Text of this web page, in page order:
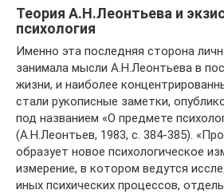
Теория А.Н.Леонтьева и
психология
Именно эта последняя сторона
занимала мысли А.Н.Леонтьева в
жизни, и наиболее
стали рукописные заметки,
под названием «О предмете
(А.Н.Леонтьев, 1983, с. 384-385).
образует новое психологическое
измерение, в котором ведутся
иных психических процессов,